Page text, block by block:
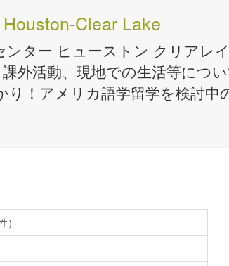
Clear Lake
ター ヒューストン クリアレ
外活動、現地での生活等につ
！アメリカ語学留学を検討中